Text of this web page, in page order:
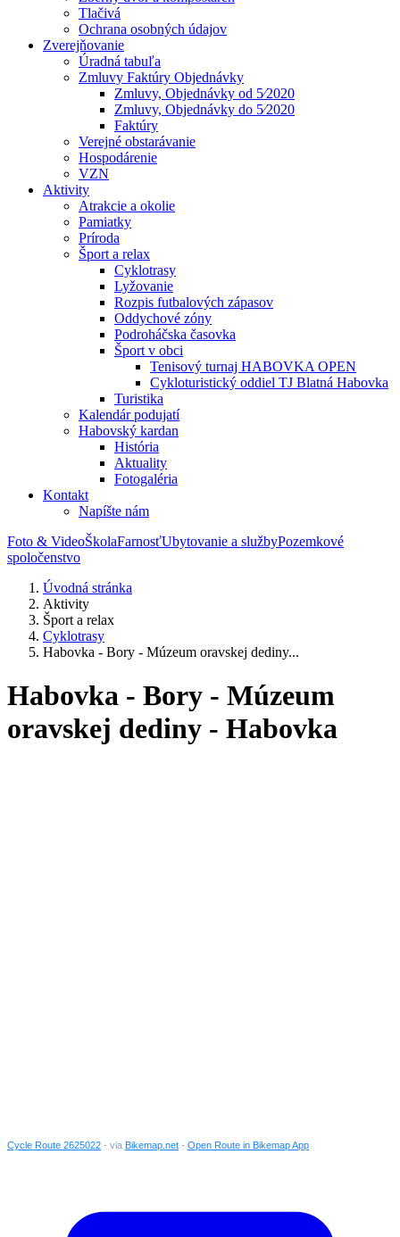
Tlačivá
Ochrana osobných údajov
Zverejňovanie
Úradná tabuľa
Zmluvy Faktúry Objednávky
Zmluvy, Objednávky od 5⁄2020
Zmluvy, Objednávky do 5⁄2020
Faktúry
Verejné obstarávanie
Hospodárenie
VZN
Aktivity
Atrakcie a okolie
Pamiatky
Príroda
Šport a relax
Cyklotrasy
Lyžovanie
Rozpis futbalových zápasov
Oddychové zóny
Podroháčska časovka
Šport v obci
Tenisový turnaj HABOVKA OPEN
Cykloturistický oddiel TJ Blatná Habovka
Turistika
Kalendár podujatí
Habovský kardan
História
Aktuality
Fotogaléria
Kontakt
Napíšte nám
Foto & VideoŠkolaFarnosťUbytovanie a službyPozemkové
spoločenstvo
Úvodná stránka
Aktivity
Šport a relax
Cyklotrasy
Habovka - Bory - Múzeum oravskej dediny...
Habovka - Bory - Múzeum
oravskej dediny - Habovka
Cycle Route 2625022 - via Bikemap.net - Open Route in Bikemap App